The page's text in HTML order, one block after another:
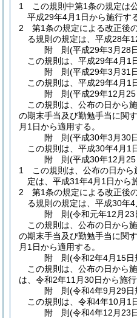
1
この規則中第1条の規定は
平成29年4月1日から施行す
2
第1条の規定による改正後
る規則の規定は、平成28年
附 則(平成29年3月28
この規則は、平成29年4月1
附 則(平成29年3月31
この規則は、平成29年4月1
附 則(平成29年12月
この規則は、公布の日から
の期末手当及び勤勉手当に関
月1日から適用する。
附 則(平成30年3月30
この規則は、平成30年4月1
附 則(平成30年12月
1
この規則は、公布の日から
定は、平成31年4月1日から
2
第1条の規定による改正後
る規則の規定は、平成30年4
附 則(令和元年12月23
この規則は、公布の日から
の期末手当及び勤勉手当に関
月1日から適用する。
附 則(令和2年4月15日
この規則は、公布の日から施
は、令和2年11月30日から施行
附 則(令和4年9月29日
この規則は、令和4年10月1
附 則(令和4年12月23